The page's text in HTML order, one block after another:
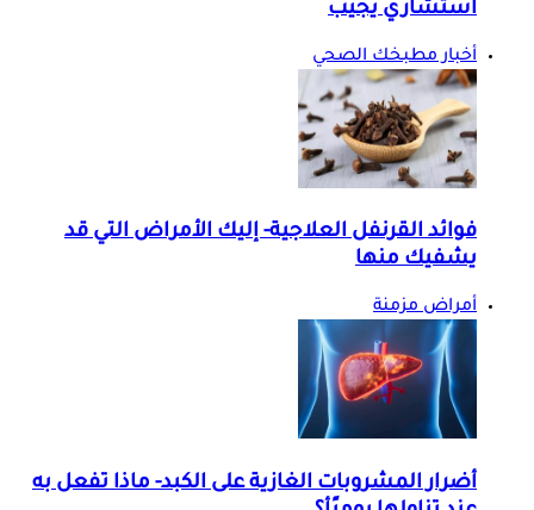
استشاري يجيب
أخبار مطبخك الصحي
فوائد القرنفل العلاجية- إليك الأمراض التي قد
يشفيك منها
أمراض مزمنة
أضرار المشروبات الغازية على الكبد- ماذا تفعل به